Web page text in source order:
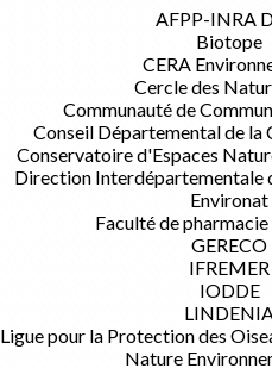
AFPP-INRA
Biotope
CERA
Cercle des
Communauté de
Conseil Départemental de
Conservatoire d'Espaces
Direction Interdépartementale
Environat
Faculté de
GERECO
IFREMER
IODDE
LINDENIA
Ligue pour la Protection des
Nature